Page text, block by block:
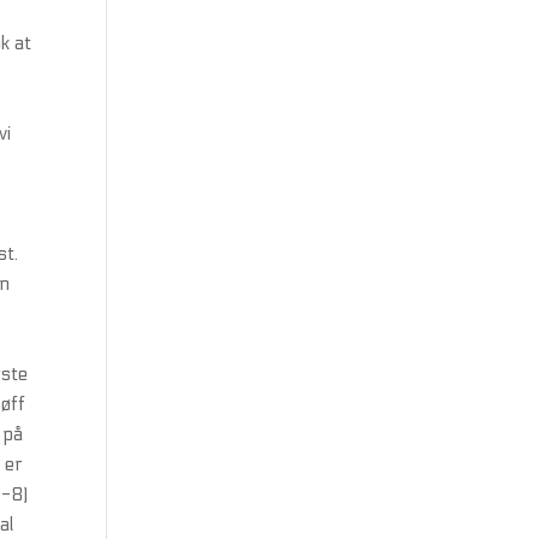
at
er
8)